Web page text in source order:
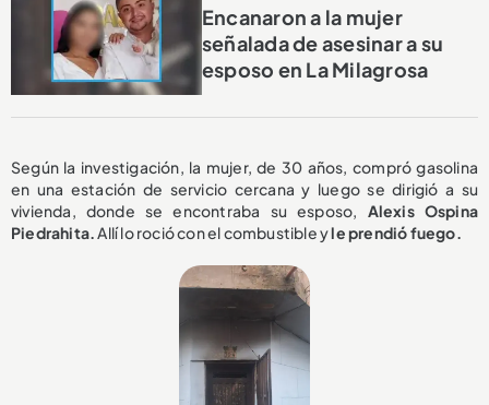
Encanaron a la mujer
señalada de asesinar a su
esposo en La Milagrosa
Según la investigación, la mujer, de 30 años, compró gasolina
en una estación de servicio cercana y luego se dirigió a su
vivienda, donde se encontraba su esposo, Alexis Ospina
Piedrahita.Allí lo roció con el combustible yle prendió fuego.